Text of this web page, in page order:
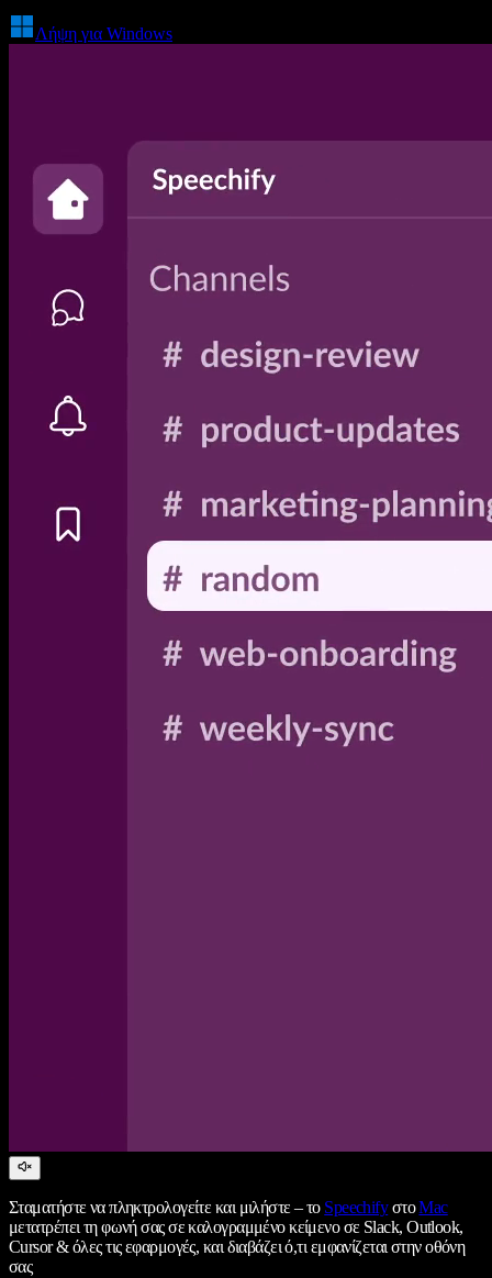
Λήψη για Windows
Σταματήστε να πληκτρολογείτε και μιλήστε – το SpeechifyστοMac
μετατρέπει τη φωνή σας σε καλογραμμένο κείμενο σε Slack, Outlook,
Cursor & όλες τις εφαρμογές, και διαβάζει ό,τι εμφανίζεται στην οθόνη
σας